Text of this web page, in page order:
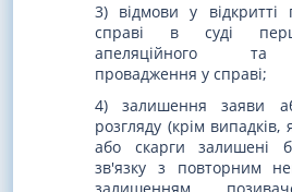
3) відмови у
справі в суді
апеляційного та
провадження у справі;
4) залишення заяви
розгляду (крім випадків,
або скарги залишені
зв'язку з повторним